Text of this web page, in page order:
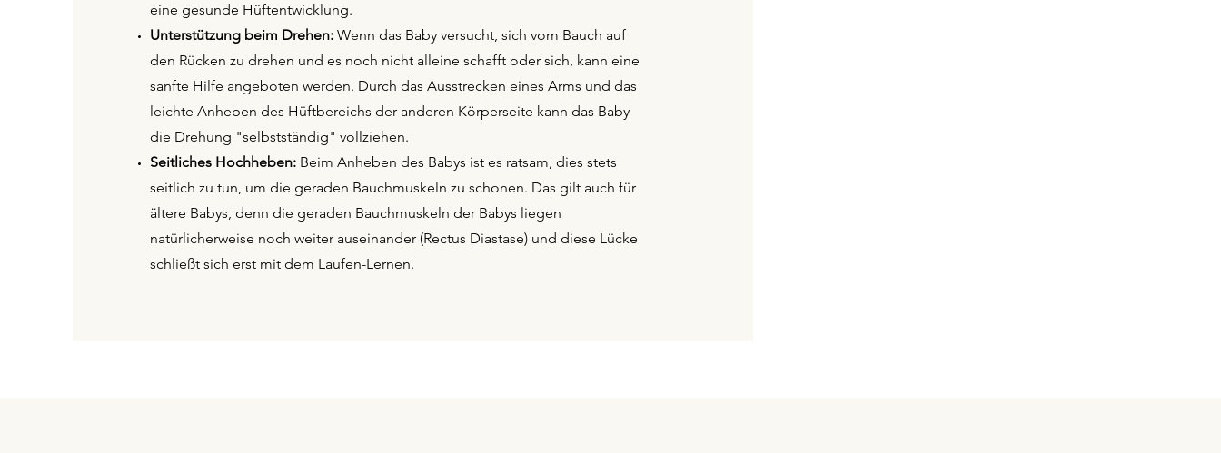
eine gesunde Hüftentwicklung.
Unterstützung beim Drehen:Wenn das Baby versucht, sich vom Bauch auf
den Rücken zu drehen und es noch nicht alleine schafft oder sich, kann eine
sanfte Hilfe angeboten werden. Durch das Ausstrecken eines Arms und das
leichte Anheben des Hüftbereichs der anderen Körperseite kann das Baby
die Drehung "selbstständig" vollziehen.
Seitliches Hochheben:Beim Anheben des Babys ist es ratsam, dies stets
seitlich zu tun, um die geraden Bauchmuskeln zu schonen. Das gilt auch für
ältere Babys, denn die geraden Bauchmuskeln der Babys liegen
natürlicherweise noch weiter auseinander (Rectus Diastase) und diese Lücke
schließt sich erst mit dem Laufen-Lernen.